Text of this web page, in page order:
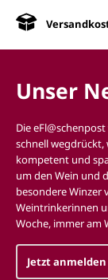
Unser
Die
schnell wegdrückt,
kompetent und
um den Wein und
besondere Winzer
Weintrinkerinnen
Woche, immer am
Jetzt anmelden